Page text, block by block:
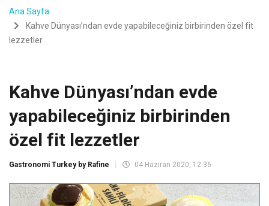
Ana Sayfa
Kahve Dünyası’ndan evde yapabileceğiniz birbirinden özel fit
lezzetler
Kahve Dünyası’ndan evde
yapabileceğiniz birbirinden
özel fit lezzetler
Gastronomi Turkey by Rafine 04 Haziran 2020, 12:36